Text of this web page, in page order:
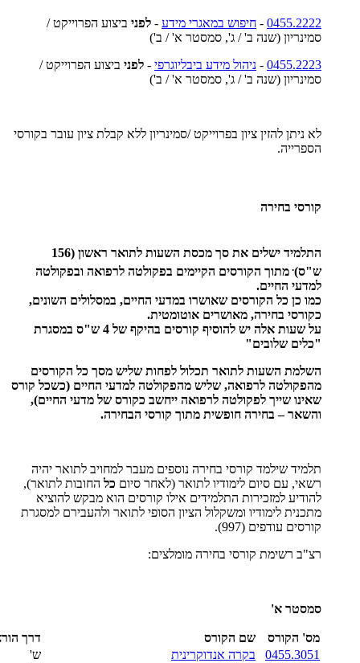
0455.2222
- חיפוש במאגרי מידע - לפני ביצוע הפרוייקט /
סמינריון (שנה ב' / ג', סמסטר א' / ב')
0455.2223
- ניהול מידע ביבליוגרפי - לפני ביצוע הפרוייקט /
סמינריון (שנה ב' / ג', סמסטר א' / ב')
לא ניתן להזין ציון בפרוייקט /סמינריון ללא קבלת ציון עובר בקורסי
הספרייה.
קורסי בחירה
התלמיד ישלים את סך מכסת השעות לתואר ראשון (156
ש"ס). מתוך הקורסים הקיימים בפקולטה לרפואה ובפקולטה
למדעי החיים.
כמו כן כל הקורסים שאושרו במדעי החיים, במסלולים השונים,
כקורסי בחירה, מאושרים אוטומטית.
על שעות אלה יש להוסיף קורסים בהיקף של 4 ש"ס במסגרת
"כלים שלובים"
השלמת השעות לתואר תכלול לפחות שליש מסך כל הקורסים
מהפקולטה לרפואה, שליש מהפקולטה למדעי החיים (כשכל קורס
שאינו שייך לפקולטה לרפואה ייחשב כקורס של מדעי החיים),
והשאר – בחירה חופשית מתוך קורסי הבחירה.
תלמיד שילמד קורסי בחירה נוספים מעבר למחויב לתואר יהיה
רשאי, עם סיום לימודיו לתואר (לאחר סיום כל החובות לתואר),
להודיע למזכירות התלמידים אילו קורסים הוא מבקש להוציא
מתכנית לימודיו ומשקלול הציון הסופי לתואר ולהעבירם למסגרת
קורסים עודפים (997).
רצ"ב רשימת קורסי בחירה מומלצים:
סמסטר א'
מס' הקורס שם הקורס
דרך
0455.3051
בקרה אנדוקרינית
ש'